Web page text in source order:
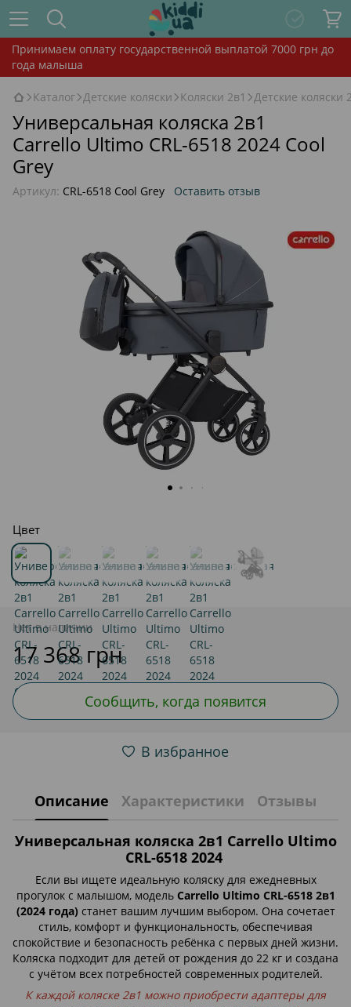
Принимаем оплату государственной выплатой 7000 грн до
года малыша
Каталог Детские коляски Коляски 2в1 Детские коляски
Универсальная коляска 2в1
Carrello Ultimo CRL-6518 2024 Cool
Grey
Артикул: CRL-6518 Cool Grey Оставить отзыв
Цвет
Нет в наличии
17 368 грн
Сообщить, когда появится
В избранное
Описание Характеристики Отзывы
Универсальная коляска 2в1 Carrello Ultimo
CRL-6518 2024
Если вы ищете идеальную коляску для ежедневных
прогулок с малышом, модель Carrello Ultimo CRL-6518 2в1
(2024 года) станет вашим лучшим выбором. Она сочетает
стиль, комфорт и функциональность, обеспечивая
спокойствие и безопасность ребёнка с первых дней жизни.
Коляска подходит для детей от рождения до 22 кг и создана
с учётом всех потребностей современных родителей.
К каждой коляске 2в1 можно приобрести адаптеры для